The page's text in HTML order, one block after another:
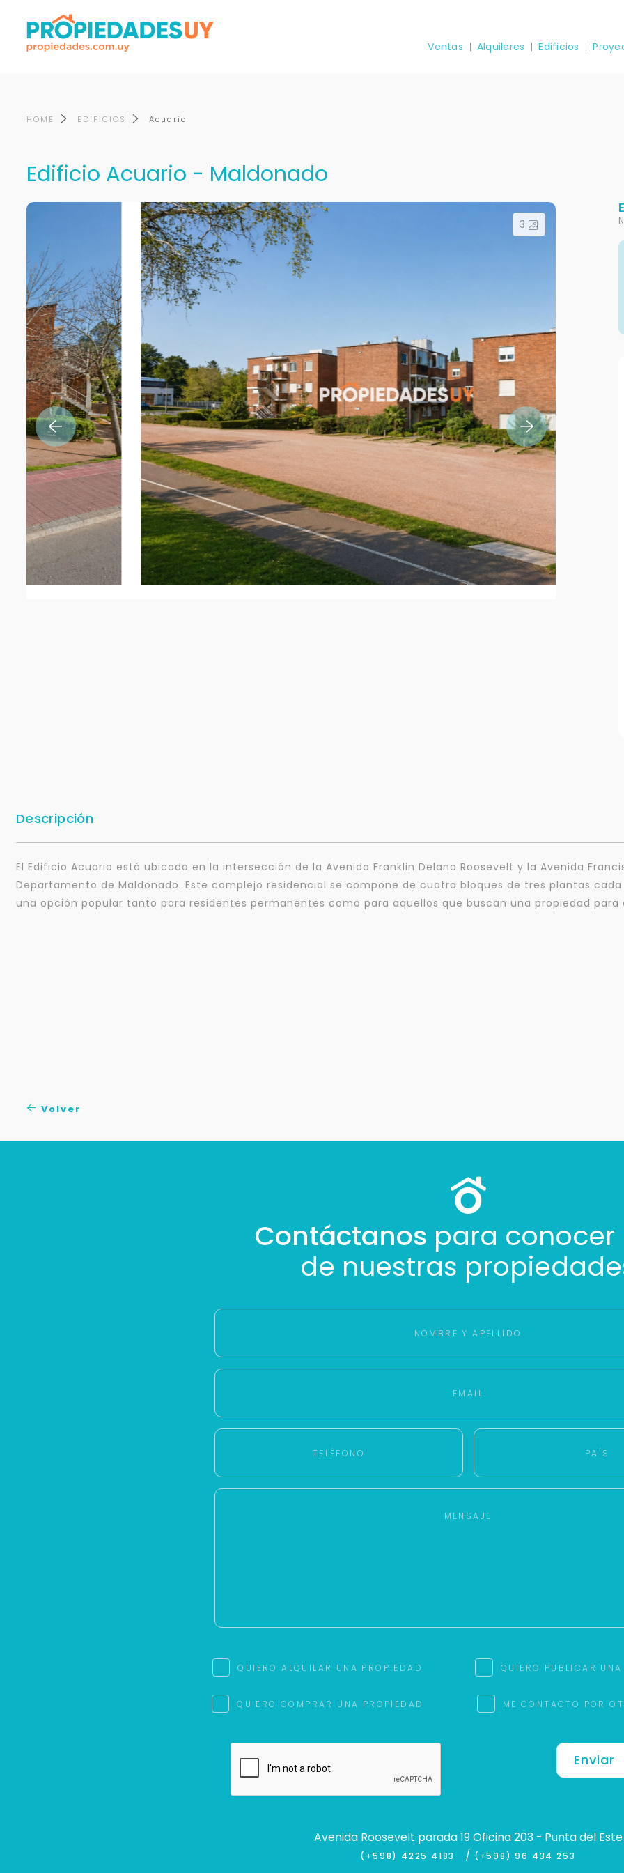
Ventas Alquileres Edificios
HOME EDIFICIOS Acuario
Edificio Acuario - Maldonado
3
Descripción
El Edificio Acuario está ubicado en la intersección de la Avenida Franklin Delano Roosevelt y la Avenida
Departamento de Maldonado. Este complejo residencial se compone de cuatro bloques de tres plantas
una opción popular tanto para residentes permanentes como para aquellos que buscan una propiedad
Volver
Contáctanos para conocer
de nuestras
QUIERO ALQUILAR UNA PROPIEDAD QUIERO PUBLICAR
QUIERO COMPRAR UNA PROPIEDAD ME CONTACTO POR
Enviar
Avenida Roosevelt parada 19 Oficina 203 - Punta del Este
(+598) 4225 4183 / (+598) 96 434 253
Para responderte
mejor y más rápido
Cancelar
Buscamos darte la mejor experiencia.
Con estos datos podemos responderte mejor y más rápido.